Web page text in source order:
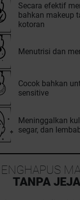
Secara efektif
bahkan makeup
kotoran
Menutrisi dan
Cocok bahkan
sensitive
Meninggalkan
segar, dan
TANPA